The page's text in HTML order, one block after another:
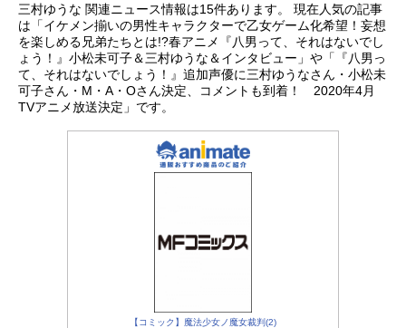
三村ゆうな 関連ニュース情報は15件あります。 現在人気の記事
は「イケメン揃いの男性キャラクターで乙女ゲーム化希望！妄想
を楽しめる兄弟たちとは!?春アニメ『八男って、それはないでし
ょう！』小松未可子＆三村ゆうな＆インタビュー」や「『八男っ
て、それはないでしょう！』追加声優に三村ゆうなさん・小松未
可子さん・M・A・Oさん決定、コメントも到着！ 2020年4月
TVアニメ放送決定」です。
【コミック】魔法少女ノ魔女裁判(2)